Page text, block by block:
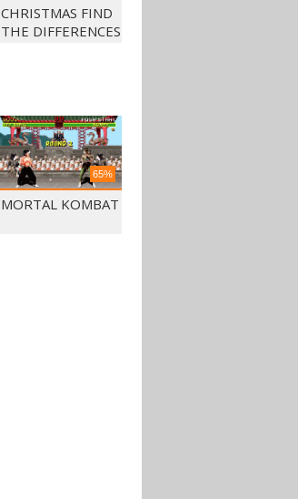
CHRISTMAS FIND
THE DIFFERENCES
65%
MORTAL KOMBAT